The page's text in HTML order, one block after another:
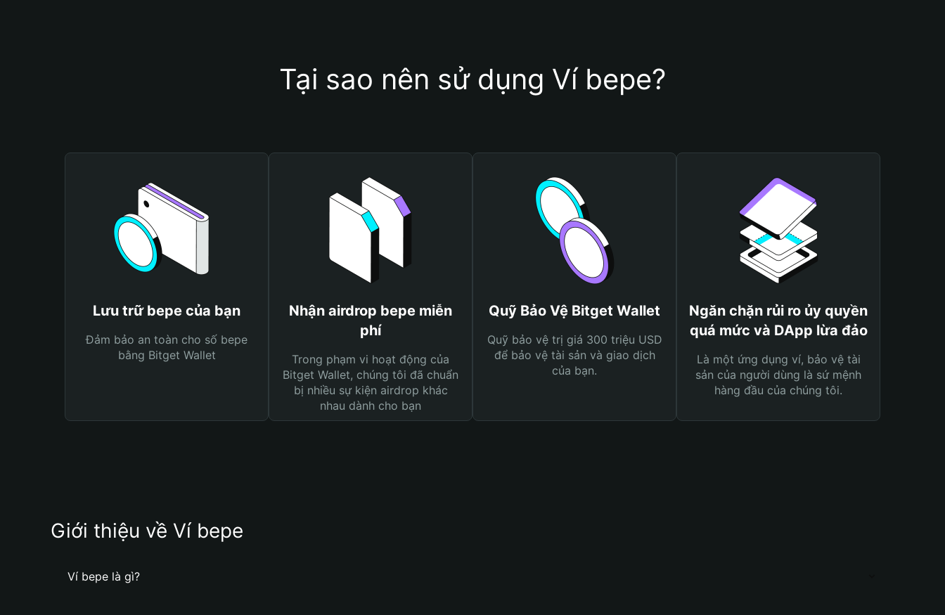
Tại sao nên sử dụng Ví bepe?
Lưu trữ bepe của bạn
Đảm bảo an toàn cho số bepe
bằng Bitget Wallet
Nhận airdrop bepe miễn
phí
Trong phạm vi hoạt động của
Bitget Wallet, chúng tôi đã chuẩn
bị nhiều sự kiện airdrop khác
nhau dành cho bạn
Quỹ Bảo Vệ Bitget Wallet
Quỹ bảo vệ trị giá 300 triệu USD
để bảo vệ tài sản và giao dịch
của bạn.
Ngăn chặn rủi ro ủy quyền
quá mức và DApp lừa đảo
Là một ứng dụng ví, bảo vệ tài
sản của người dùng là sứ mệnh
hàng đầu của chúng tôi.
Giới thiệu về Ví bepe
Ví bepe là gì?